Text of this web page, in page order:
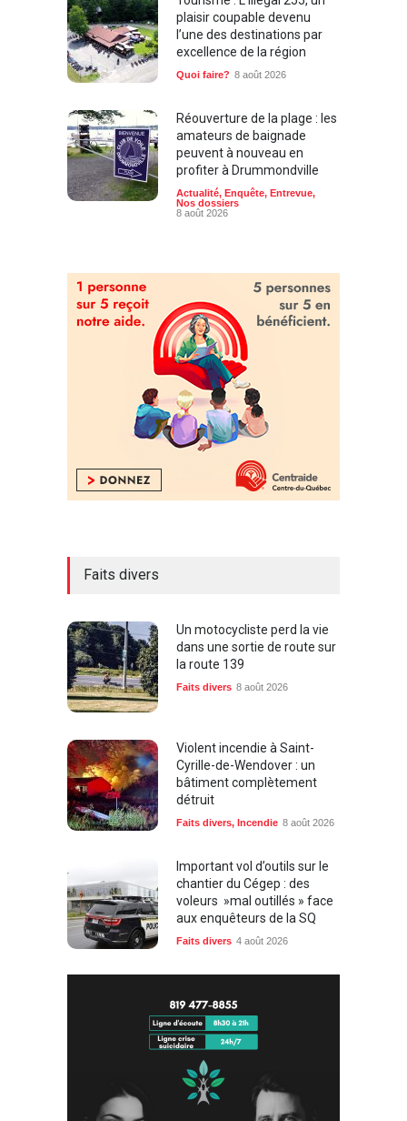
plaisir coupable devenu
l’une des destinations par
excellence de la région
Quoi faire? 8 août 2026
Réouverture de la plage : les
amateurs de baignade
peuvent à nouveau en
profiter à Drummondville
Actualité, Enquête, Entrevue,
Nos dossiers
8 août 2026
Faits divers
Un motocycliste perd la vie
dans une sortie de route sur
la route 139
Faits divers 8 août 2026
Violent incendie à Saint-
Cyrille-de-Wendover : un
bâtiment complètement
détruit
Faits divers, Incendie 8 août 2026
Important vol d’outils sur le
chantier du Cégep : des
voleurs »mal outillés » face
aux enquêteurs de la SQ
Faits divers 4 août 2026